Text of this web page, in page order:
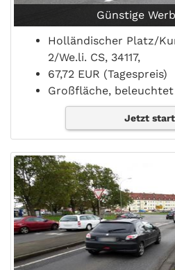
Günstige
Holländischer Platz/
2/We.li. CS, 34117,
67,72 EUR (Tagespreis)
Großfläche, beleuchtet
Jetzt